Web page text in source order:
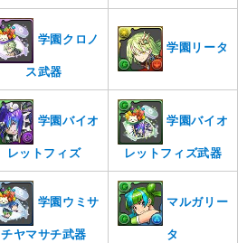
学園クロノ
ス武器
学園リータ
学園バイオ
レットフィズ
学園バイオ
レットフィズ武器
学園ウミサ
チヤマサチ武器
マルガリー
タ